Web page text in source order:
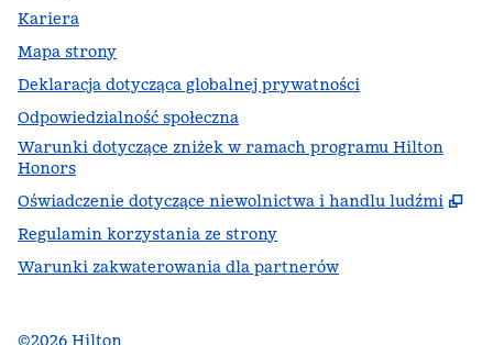
Kariera
Mapa strony
Deklaracja dotycząca globalnej prywatności
Odpowiedzialność społeczna
Warunki dotyczące zniżek w ramach programu Hilton
Honors
Oświadczenie dotyczące niewolnictwa i handlu ludźmi
,
Regulamin korzystania ze strony
Warunki zakwaterowania dla partnerów
©2026 Hilton